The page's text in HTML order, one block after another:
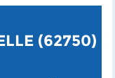
(62750)